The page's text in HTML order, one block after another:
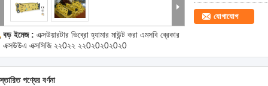
বড় ইমেজ : এক্সউয়ারটার ভিব্রো হ্যামার মাউন্ট করা এমসবি ব্রেকার
এক্সউউএ এক্সসিজি ২২0২২ ২২0২0২0২0২0
যোগাযোগ
পণ্যের বর্ণনা